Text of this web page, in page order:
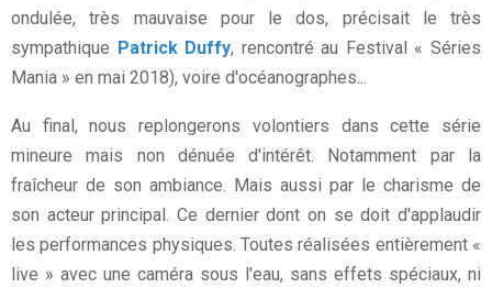
ondulée, très mauvaise pour le dos, précisait le très
sympathique Patrick Duffy, rencontré au Festival « Séries
Mania » en mai 2018), voire d'océanographes...
Au final, nous replongerons volontiers dans cette série
mineure mais non dénuée d'intérêt. Notamment par la
fraîcheur de son ambiance. Mais aussi par le charisme de
son acteur principal. Ce dernier dont on se doit d'applaudir
les performances physiques. Toutes réalisées entièrement «
live » avec une caméra sous l'eau, sans effets spéciaux, ni